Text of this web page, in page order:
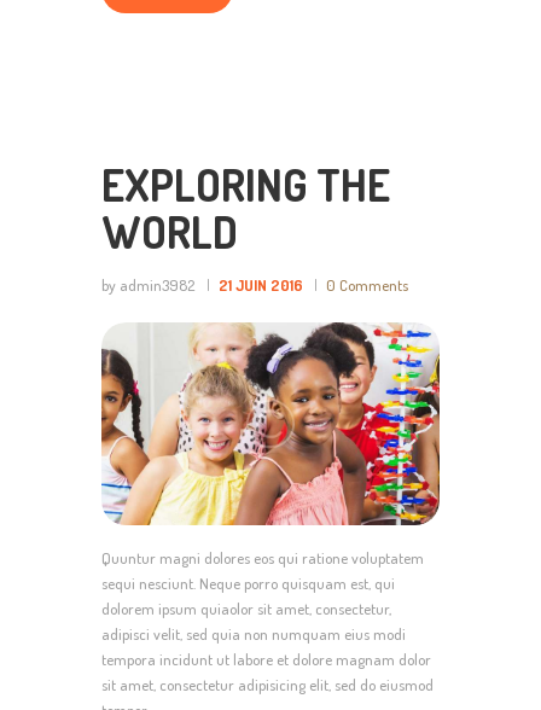
EXPLORING THE
WORLD
by admin3982 21 JUIN 2016 0 Comments
Quuntur magni dolores eos qui ratione voluptatem
sequi nesciunt. Neque porro quisquam est, qui
dolorem ipsum quiaolor sit amet, consectetur,
adipisci velit, sed quia non numquam eius modi
tempora incidunt ut labore et dolore magnam dolor
sit amet, consectetur adipisicing elit, sed do eiusmod